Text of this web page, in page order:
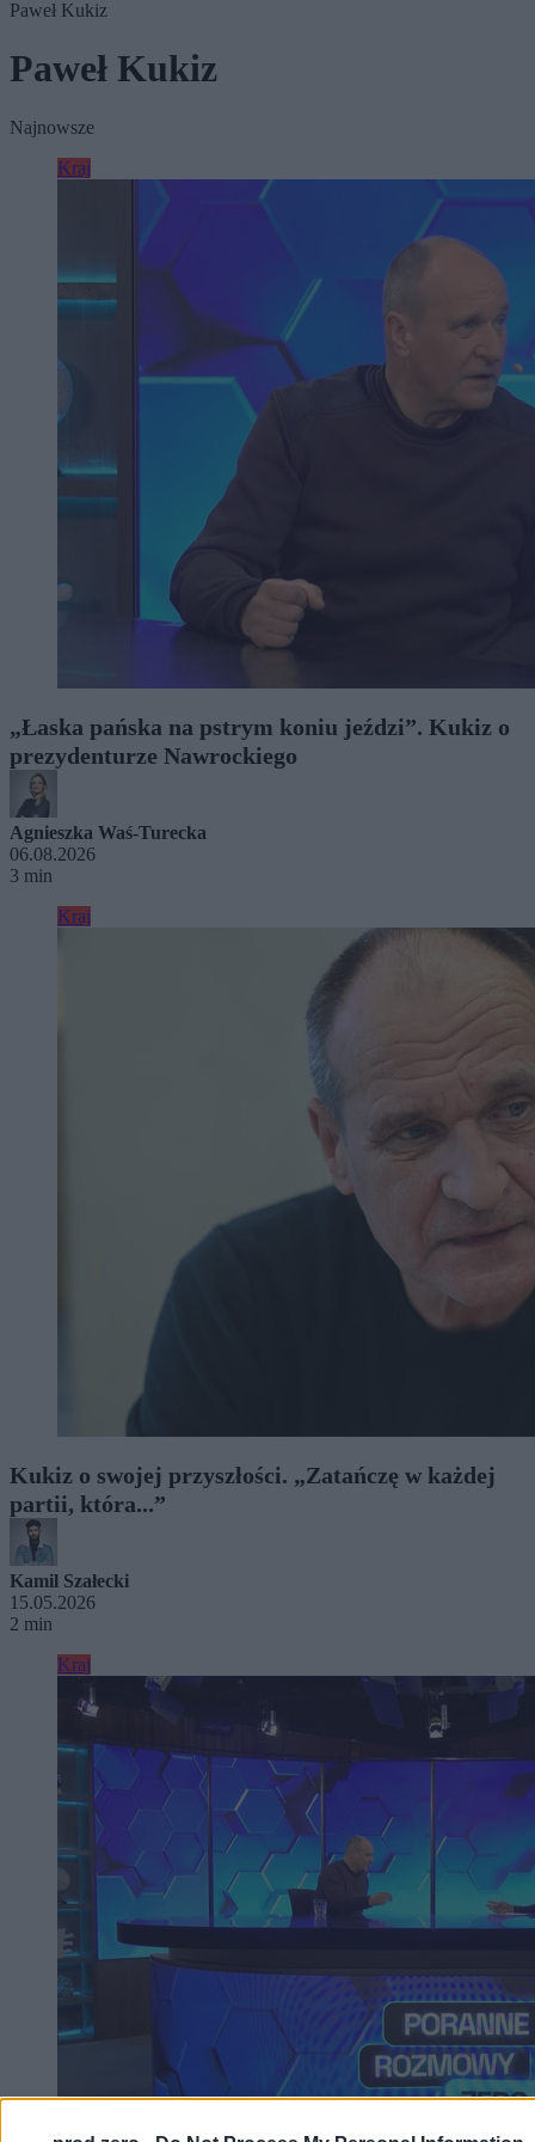
Paweł Kukiz
Paweł Kukiz
Najnowsze
Kraj
„Łaska pańska na pstrym koniu jeździ”. Kukiz o
prezydenturze Nawrockiego
Agnieszka Waś-Turecka
06.08.2026
3 min
Kraj
Kukiz o swojej przyszłości. „Zatańczę w każdej
partii, która...”
Kamil Szałecki
15.05.2026
2 min
Kraj